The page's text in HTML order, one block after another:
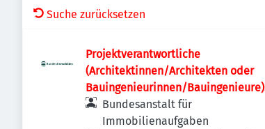
Suche zurücksetzen
Projektverantwortliche
(Architektinnen/Architekten oder
Bauingenieurinnen/Bauingenieure)
(w/m/d)
Bundesanstalt für
Immobilienaufgaben